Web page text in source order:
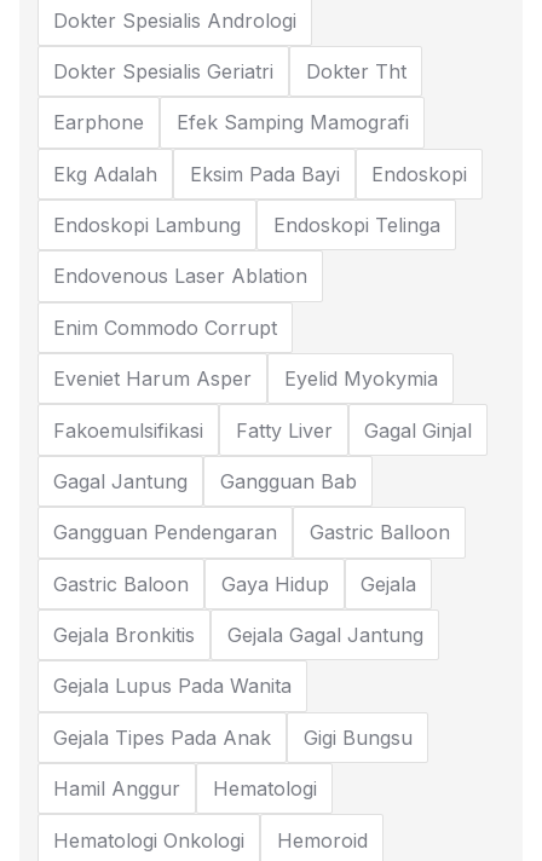
Dokter Spesialis Andrologi
Dokter Spesialis Geriatri Dokter Tht
Earphone Efek Samping Mamografi
Ekg Adalah Eksim Pada Bayi Endoskopi
Endoskopi Lambung Endoskopi Telinga
Endovenous Laser Ablation
Enim Commodo Corrupt
Eveniet Harum Asper Eyelid Myokymia
Fakoemulsifikasi Fatty Liver Gagal Ginjal
Gagal Jantung Gangguan Bab
Gangguan Pendengaran Gastric Balloon
Gastric Baloon Gaya Hidup Gejala
Gejala Bronkitis Gejala Gagal Jantung
Gejala Lupus Pada Wanita
Gejala Tipes Pada Anak Gigi Bungsu
Hamil Anggur Hematologi
Hematologi Onkologi Hemoroid